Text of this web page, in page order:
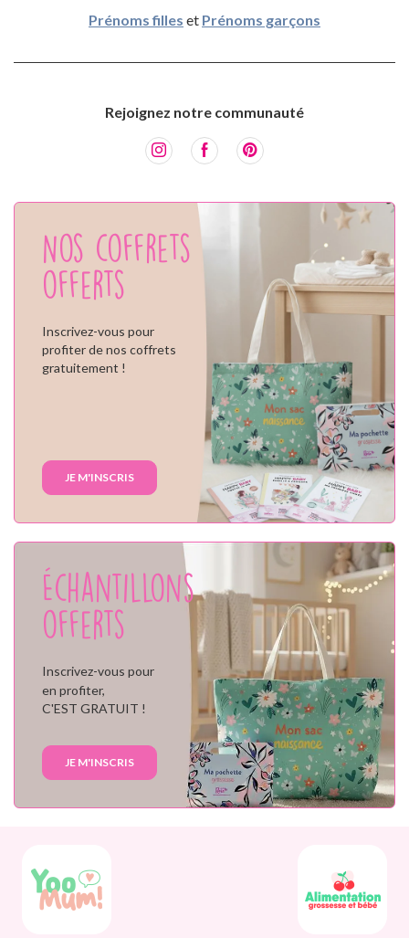
Prénoms filles et Prénoms garçons
Rejoignez notre communauté
Nos coffrets
offerts
Inscrivez-vous pour
profiter de nos coffrets
gratuitement !
JE M'INSCRIS
Échantillons
offerts
Inscrivez-vous pour
en profiter,
C'EST GRATUIT !
JE M'INSCRIS